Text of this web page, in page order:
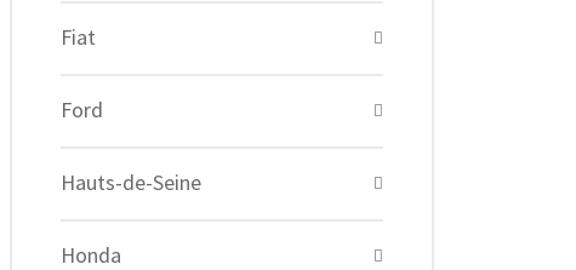
Fiat
Ford
Hauts-de-Seine
Honda